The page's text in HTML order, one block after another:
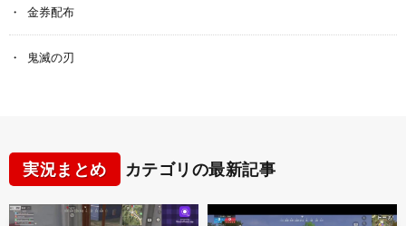
金券配布
鬼滅の刃
実況まとめ カテゴリの最新記事